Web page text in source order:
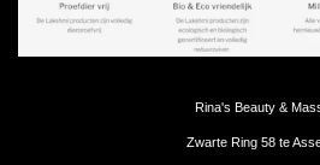
Rina's Beauty &
Zwarte Ring 58 te